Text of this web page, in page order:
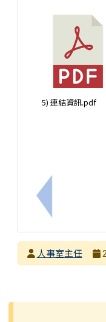
上一筆：轉知
5) 連結資訊.pdf
發布者人事室主任
左邊區域內容